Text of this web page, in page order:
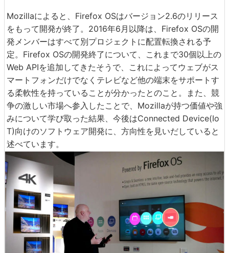
Mozillaによると、Firefox OSはバージョン2.6のリリース
をもって開発が終了。2016年6月以降は、Firefox OSの開
発メンバーはすべて別プロジェクトに配置転換される予
定。Firefox OSの開発終了について、これまで30個以上の
Web APIを追加してきたそうで、これによってウェブがス
マートフォンだけでなくテレビなど他の端末をサポートす
る柔軟性を持っていることが分かったとのこと。また、競
争の激しい市場へ参入したことで、Mozillaが持つ価値や強
みについて学び取った結果、今後はConnected Device(Io
T)向けのソフトウェア開発に、方向性を見いだしていると
述べています。